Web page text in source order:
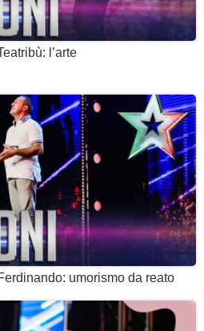
l’arte
umorismo da reato